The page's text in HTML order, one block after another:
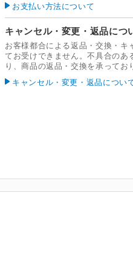
お支払い方法について
キャンセル・変更・返品につ
お客様都合による返品・交換・キ
てお受けできません。不具合のあ
り、商品の返品・交換を承ってお
キャンセル・変更・返品につい